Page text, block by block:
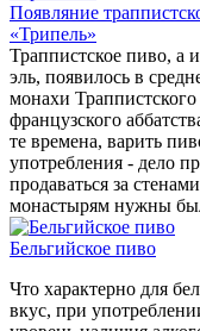
Появляние
«Трипель»
Траппистское пиво, а
эль, появилось в
монахи
французского
те времена, варить
употребления - дело
продаваться за
монастырям нужны
Бельгийское пиво
Что характерно для
вкус, при